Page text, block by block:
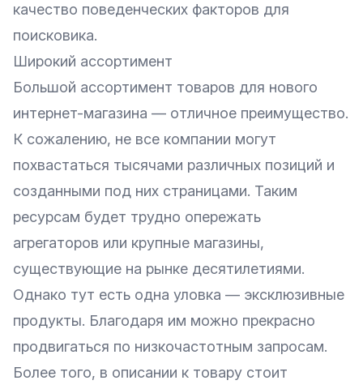
качество поведенческих факторов для
поисковика.
Широкий ассортимент
Большой ассортимент товаров для нового
интернет-магазина — отличное преимущество.
К сожалению, не все компании могут
похвастаться тысячами различных позиций и
созданными под них страницами. Таким
ресурсам будет трудно опережать
агрегаторов или крупные магазины,
существующие на рынке десятилетиями.
Однако тут есть одна уловка — эксклюзивные
продукты. Благодаря им можно прекрасно
продвигаться по низкочастотным запросам.
Более того, в описании к товару стоит